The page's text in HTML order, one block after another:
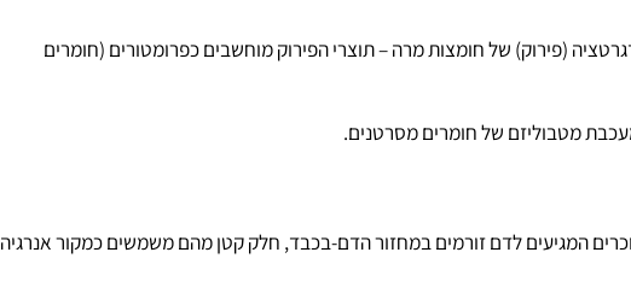
הגס:
של חומצות מרה – תוצרי הפירוק מוחשבים כפרומטורים (חומרים